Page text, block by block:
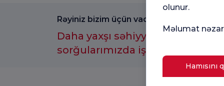
Rəyiniz bizim üçün vacibdir.
Daha yaxşı səhiyyə təcrübəsi
sorğularımızda iştirak etməyi
olunur.
Məlumat
Hamısını